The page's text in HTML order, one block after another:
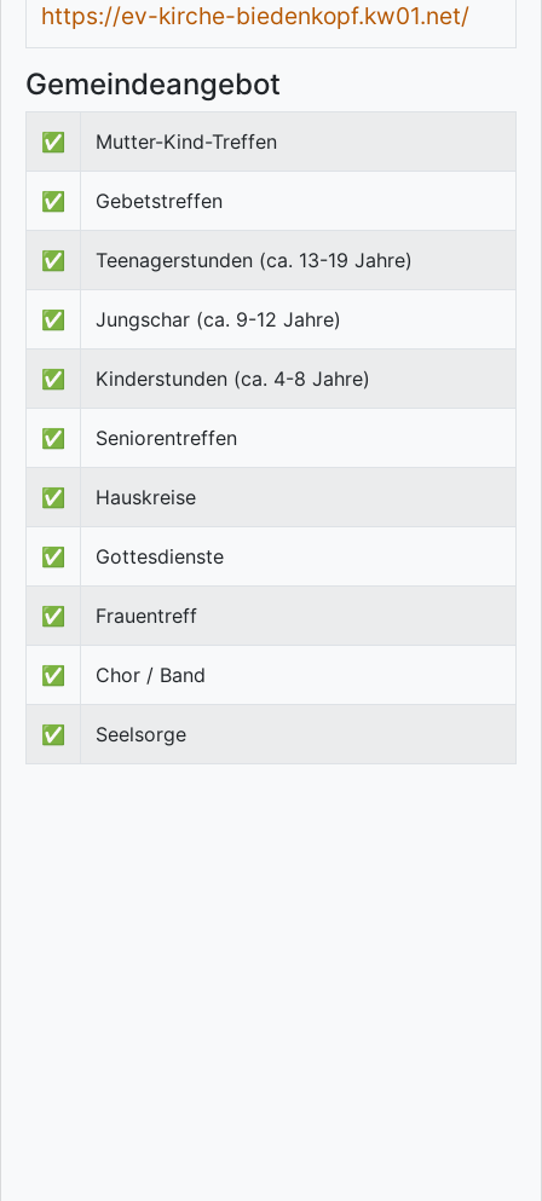
https://ev-kirche-biedenkopf.kw01.net/
Gemeindeangebot
✅ Mutter-Kind-Treffen
✅ Gebetstreffen
✅ Teenagerstunden (ca. 13-19 Jahre)
✅ Jungschar (ca. 9-12 Jahre)
✅ Kinderstunden (ca. 4-8 Jahre)
✅ Seniorentreffen
✅ Hauskreise
✅ Gottesdienste
✅ Frauentreff
✅ Chor / Band
✅ Seelsorge